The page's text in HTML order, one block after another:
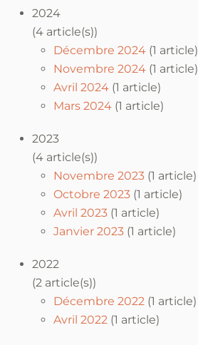
2024
(4 article(s))
Décembre 2024 (1 article)
Novembre 2024 (1 article)
Avril 2024 (1 article)
Mars 2024 (1 article)
2023
(4 article(s))
Novembre 2023 (1 article)
Octobre 2023 (1 article)
Avril 2023 (1 article)
Janvier 2023 (1 article)
2022
(2 article(s))
Décembre 2022 (1 article)
Avril 2022 (1 article)